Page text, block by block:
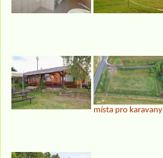
místa pro karavany